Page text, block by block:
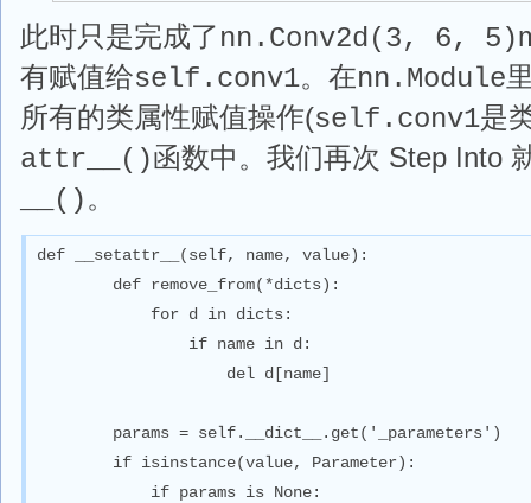
此时只是完成了nn.Conv2d(3, 6, 5)
有赋值给self.conv1。在nn.Module
所有的类属性赋值操作(self.conv1是
attr__()函数中。我们再次 Step Into
__()。
def __setattr__(self, name, value):
def remove_from(*dicts):
for d in dicts:
if name in d:
del d[name]
params = self.__dict__.get('_parameters')
if isinstance(value, Parameter):
if params is None: